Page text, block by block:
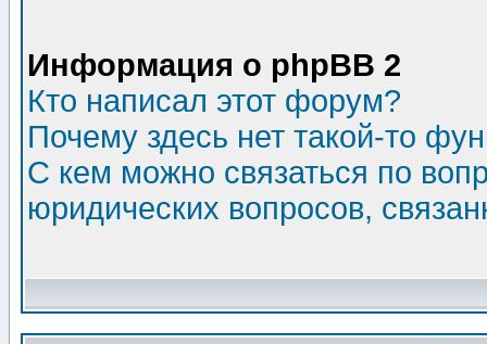
Информация о phpBB 2
Кто написал этот форум?
Почему здесь нет такой-то
С кем можно связаться по
юридических вопросов,